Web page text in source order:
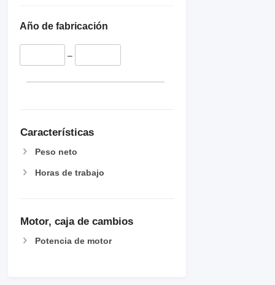
Año de fabricación
–
Características
Peso neto
Horas de trabajo
Motor, caja de cambios
Potencia de motor